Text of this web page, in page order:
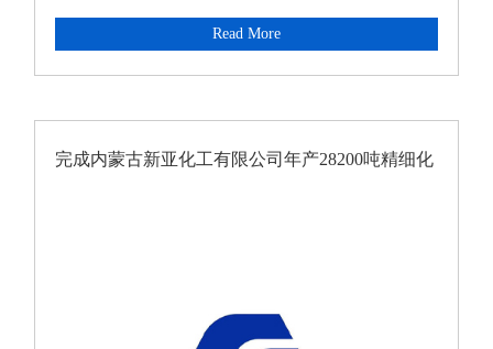
Read More
完成内蒙古新亚化工有限公司年产28200吨精细化